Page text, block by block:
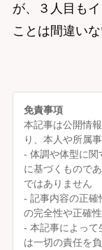
が、３人目も
ことは間違いな
免責事項
本記事は公開情
り、本人や所属
- 体調や体型に関
に基づくもので
ではありません
- 記事内容の正確
の完全性や正確
- 本記事によって
は一切の責任を